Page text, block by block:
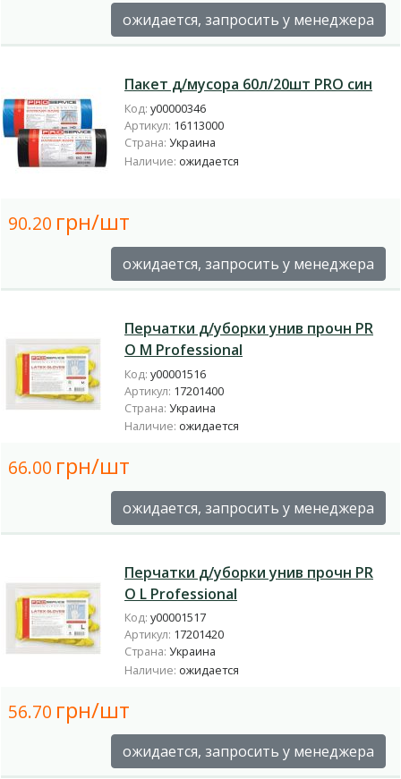
ожидается, запросить у менеджера
Пакет д/мусора 60л/20шт PRO син
Код: у00000346
Артикул: 16113000
Страна: Украина
Наличие: ожидается
90.20 грн/шт
ожидается, запросить у менеджера
Перчатки д/уборки унив прочн PR
O M Professional
Код: у00001516
Артикул: 17201400
Страна: Украина
Наличие: ожидается
66.00 грн/шт
ожидается, запросить у менеджера
Перчатки д/уборки унив прочн PR
O L Professional
Код: у00001517
Артикул: 17201420
Страна: Украина
Наличие: ожидается
56.70 грн/шт
ожидается, запросить у менеджера